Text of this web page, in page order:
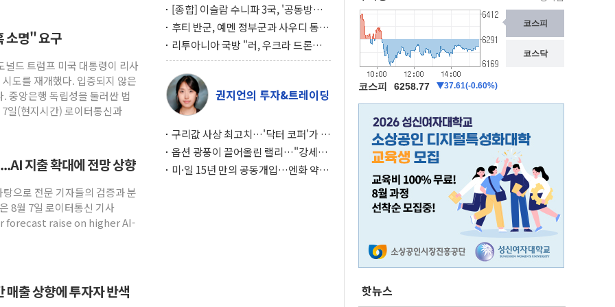
소명" 요구
드 트럼프 미국 대통령이 리사
도를 재개했다. 입증되지 않은
중앙은행 독립성을 둘러싼 법
일(현지시간) 로이터통신과
지출 확대에 전망 상향
으로 전문 기자들의 검증과 분
8월 7일 로이터통신 기사
forecast raise on higher AI-
출 상향에 투자자 반색
[종합] 이슬람 수니파 3국, '공동방위
협정' 체결… 이스라엘·이란 위협에
맞설 자체 억지력 강화
후티 반군, 예멘 정부군과 사우디 동시
공격… 위기 고조되는 또 다른 중동 화
약고
리투아니아 국방 "러, 우크라 드론으
로 나토 회원국 공격 검토… 거짓 깃발
작전"
권지언의 투자&트레이딩
구리값 사상 최고치…'닥터 코퍼'가 말
하는 경기 신호가 달라졌다
옵션 광풍이 끌어올린 랠리…"강세장
이면에 과열 경고등"
미·일 15년 만의 공동개입…엔화 약세
핫뉴스